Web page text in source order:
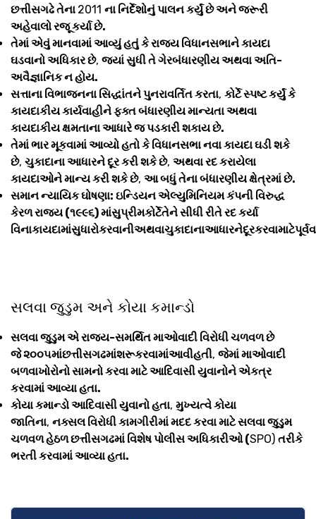
છત્તીસગઢે તેના 2011 ના નિર્દેશોનું પાલન કર્યું છે અને જરૂરી
અહેવાલો રજૂ કર્યા છે.
તેમાં એવું માનવામાં આવ્યું હતું કે રાજ્ય વિધાનસભાને કાયદા
ઘડવાનો અધિકાર છે, જ્યાં સુધી તે ગેરબંધારણીય અથવા અતિ-
અવૈજ્ઞાનિક ન હોય.
સત્તાના વિભાજનના સિદ્ધાંતને પુનરાવર્તિત કરતા, કોર્ટે સ્પષ્ટ કર્યું કે
કાયદાકીય કાર્યવાહીને ફક્ત બંધારણીય માન્યતા અથવા
કાયદાકીય ક્ષમતાના આધારે જ પડકારી શકાય છે.
તેમાં ભાર મૂકવામાં આવ્યો હતો કે વિધાનસભા નવા કાયદા ઘડી શકે
છે, ચુકાદાના આધારને દૂર કરી શકે છે, અથવા રદ કરાયેલા
કાયદાઓને માન્ય કરી શકે છે, આ બધું તેના બંધારણીય ક્ષેત્રમાં છે.
સમાન ન્યાયિક ઘોષણા: ઇન્ડિયન એલ્યુમિનિયમ કંપની વિરુદ્ધ
કેરળ રાજ્ય (૧૯૯૬) માંસુપ્રીમકોર્ટેતેને સીધી રીતે રદ કર્યા
સલવા જુડુમ અને કોયા કમાન્ડો
સલવા જુડુમ એ રાજ્ય-સમર્થિત માઓવાદી વિરોધી ચળવળ છે
જે ૨૦૦૫માંછત્તીસગઢમાંશરૂકરવામાંઆવીહતી, જેમાં માઓવાદી
બળવાખોરોનો સામનો કરવા માટે આદિવાસી યુવાનોને એકત્ર
કરવામાં આવ્યા હતા.
કોયા કમાન્ડો આદિવાસી યુવાનો હતા, મુખ્યત્વે કોયા
જાતિના, નક્સલ વિરોધી કામગીરીમાં મદદ કરવા માટે સલવા જુડુમ
ચળવળ હેઠળ છત્તીસગઢમાં વિશેષ પોલીસ અધિકારીઓ (SPO) તરીકે
ભરતી કરવામાં આવ્યા હતા.